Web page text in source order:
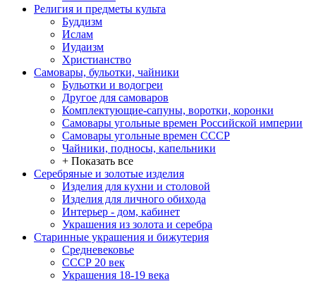
Религия и предметы культа
Буддизм
Ислам
Иудаизм
Христианство
Самовары, бульотки, чайники
Бульотки и водогреи
Другое для самоваров
Комплектующие-сапуны, воротки, коронки
Самовары угольные времен Российской империи
Самовары угольные времен СССР
Чайники, подносы, капельники
+ Показать все
Серебряные и золотые изделия
Изделия для кухни и столовой
Изделия для личного обихода
Интерьер - дом, кабинет
Украшения из золота и серебра
Старинные украшения и бижутерия
Средневековье
СССР 20 век
Украшения 18-19 века